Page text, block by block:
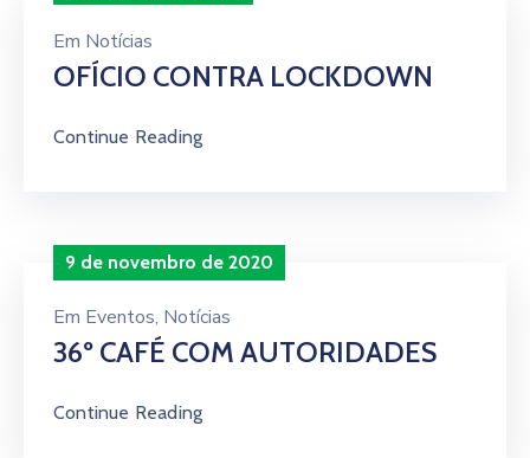
Em Notícias
OFÍCIO CONTRA LOCKDOWN
Continue Reading
9 de novembro de 2020
Em Eventos‚ Notícias
36º CAFÉ COM AUTORIDADES
Continue Reading